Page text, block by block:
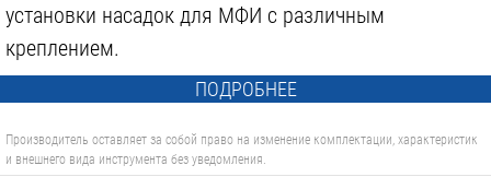
установки насадок для МФИ с различным
креплением.
ПОДРОБНЕЕ
Производитель оставляет за собой право на изменение комплектации, характеристик
и внешнего вида инструмента без уведомления.